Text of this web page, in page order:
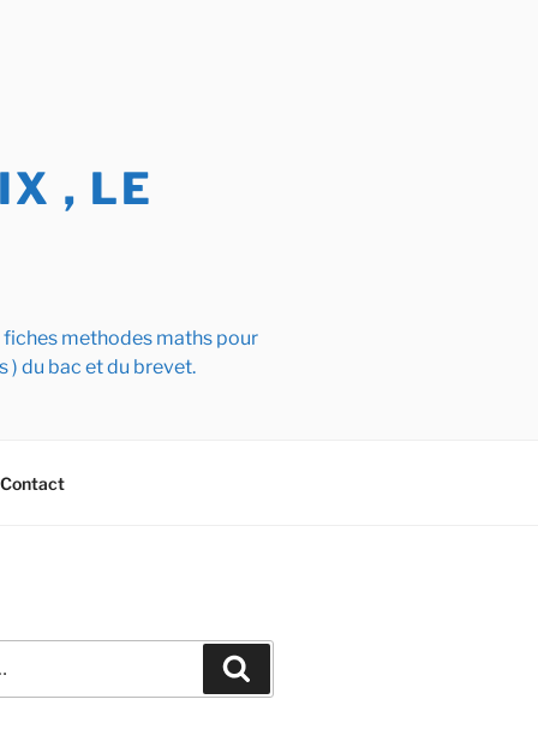
, LE
methodes maths pour
) du bac et du brevet.
Contact